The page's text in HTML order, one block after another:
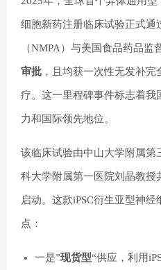
细胞新药注册临床试验正式通
（NMPA）与美国食品药品监
审批 ，且均获一次性无发补
疗。这一里程碑事件标志着我
力和国际领先地位。
该临床试验由中山大学附属第
科大学附属第一医院刘晶教授
启动。这款iPSC衍生亚型神
点：
一是”现货型“供应，利用